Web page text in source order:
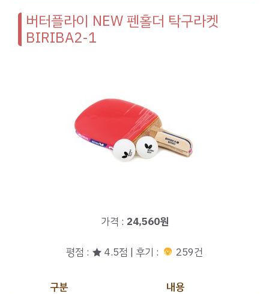
버터플라이 NEW 펜홀더 탁구라켓
BIRIBA2-1
가격 : 24,560원
평점 : ★ 4.5점 | 후기 : 259건
구분
내용